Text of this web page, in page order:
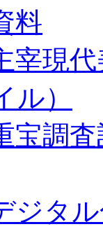
料
宰現
ル）
宝調
ジタ